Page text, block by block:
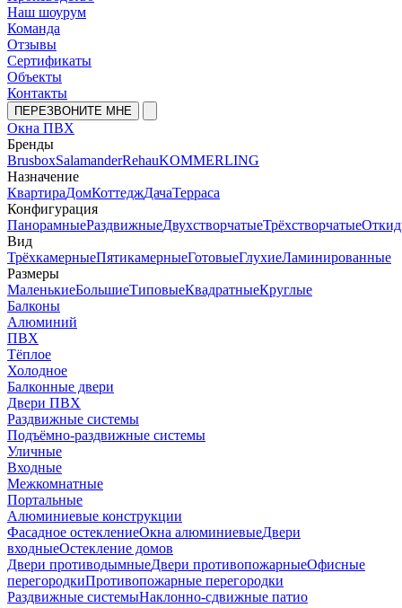
Наш шоурум
Команда
Отзывы
Сертификаты
Объекты
Контакты
ПЕРЕЗВОНИТЕ МНЕ
Окна ПВХ
Бренды
BrusboxSalamanderRehauKOMMERLING
Назначение
КвартираДомКоттеджДачаТерраса
Конфигурация
ПанорамныеРаздвижныеДвухстворчатыеТрёхстворчатые
Вид
ТрёхкамерныеПятикамерныеГотовыеГлухиеЛаминированные
Размеры
МаленькиеБольшиеТиповыеКвадратныеКруглые
Балконы
Алюминий
ПВХ
Тёплое
Холодное
Балконные двери
Двери ПВХ
Раздвижные системы
Подъёмно-раздвижные системы
Уличные
Входные
Межкомнатные
Портальные
Алюминиевые конструкции
Фасадное остеклениеОкна алюминиевыеДвери
входныеОстекление домов
Двери противодымныеДвери противопожарныеОфисные
перегородкиПротивопожарные перегородки
Раздвижные системыНаклонно-сдвижные патио